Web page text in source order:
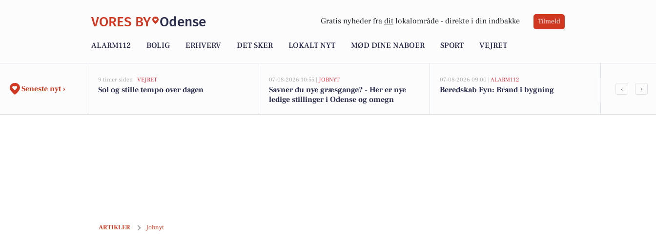
VORES BY Odense Gratis nyheder fra dit lokalområde - direkte i din indbakke Tilmeld
ALARM112 BOLIG ERHVERV DET SKER LOKALT NYT MØD DINE NABOER SPORT VEJRET
Seneste nyt ›
9 timer siden | VEJRET
Sol og stille tempo over dagen
07-08-2026 10:55 | JOBNYT
Savner du nye græsgange? - Her er nye
ledige stillinger i Odense og omegn
07-08-2026 09:00 | ALARM112
Beredskab Fyn: Brand i bygning
Bliv
‹ ›
ARTIKLER Jobnyt
Sygeplejerske til mobilteamet i psykiatrisk afdeling Odense-Svendborg med start 1. august 2026